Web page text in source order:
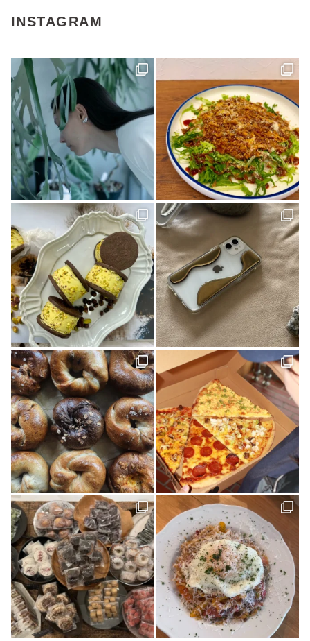
マチボン高知(1)
Story of cheesecake.(1)
西予(1)
山の学び舎 古岩屋(1) KURASU(1)
ジビエ料理(1)
タグを削除: YODOSENサポーター YODOSENサポーター(1)
ほわいとファーム(4)
マルシェ(9)
MACCHI(1)
愛媛のイイモノを探しに！(2)
石本藤雄(1) 愛媛県(1)
ヒロ建設工業(4)
岡村島(3)
民藝(3) アーキテクト工房 Pure(2)
素敵な暮らしを訪ねて(1)
プレゼント(1)
予土線(1) アイス(1) VOL.09(2)
パン屋(2)
mayudama(1)
大洲市(1) 砥部焼(2)
愛媛社会福祉協議会(1)
愛媛デザイナーズハウス(9)
今治市(3) 観光(4) 先進医療(1)
VOL.06(1)
本(7)
予土線駅前マルシェ(1) アイスクリーム(1) 80年代(2)
第二弾(2)
おそとごはん(1)
大街道(1) forkids(1)
福祉(1)
技と心でつくるみかんジュース(1)
愛媛さくらひめシリーズ(1)
歴史(2)
cocochi 藤岡萬建設(1)
内原 由季さん(1) 本の轍(7)
スイーツ(4)
昭和レトロ(2) 店(1) マチボン for kids vol.02(1)
工芸(1)
お弁当(1)
みかん(1) 濵田農園(1) 日本酒(1)
グランピング(1)
大膳歯科医院(2)
暖炉のある暮らし(1) 子育て世代(1)
お出かけ(1)
ロールケーキ(1)
柑橘(1) 生活道具(1) ミロコカフェ(1)
松山市(26)
ライフスタイル(1)
愛媛みかん(1)
無添加ジュース「きわみ」(1)
ほろよいフェスタ2023(1)
霧の森・高原(1)
しまのぱんかふぇ tetote(1)
暮らし探訪(1)
パッシブハウス(1) 平屋(1) 抹茶(1)
ジュース(1)
雑貨(1)
毎日のおいしいもの まとか(1) さんさん物語(1)
子ども(1)
未来へのかたち(1)
デザイナーズハウス(3)
おのクリニック(1)
大西水引(1)
みさき果樹園(1)
シェアハウス&民泊ゲストハウス(1)
道の駅(2)
ONLY ONE STYLE 昭和建設 一級建築士事務所(1)
ミルク(1)
高級(1)
喫茶店(2) マチボン 高知 vol.01(1) 高松(1)
コーヒー(1)
砥部(1)
メディカル(3) 宇和島市(2) 水引(1)
しまのぱんかふぇtetote(1)
平野 裕子さん(1)
奥伊予街道(2) 建築(1) 牛乳(1)
紅まどんな(1)
裏道(1)
高知(2) 東予(1) 珈琲(1) グリーン(1)
心地よい場所(3)
ショップ(1)
アクセサリー(1) 島のパン屋(1)
暮らしの設計デザイナー(1)
スタンプラリー(2)
モデルハウス(1) チーズケーキ(1)
濱田農園(1)
マチボン(25)
路地裏(1) 小豆島(1) レシピ(1) GajA(1)
マチボンヌ(1)
歯科医院(2)
公園(1) ジノモノ(1) 中島(1)
水と木の間で(1)
ポケモン(1)
内覧会(1) チーズ(1) VOL.10(2)
フードブロガー(7)
食堂(1)
ぼくらの松山グルメ(1) アウトドア(4) くま(1)
宇和島(2)
マチボンJOURNAL(20)
スポット(1) 狩猟(3)
和×モダン(1)
暮らし探訪日記(2)
ポケットモンスター(1) 見学会(1)
VOL.08(1)
Marriage CAMP(2)
ラーメン(1) 食堂ノスタルジー(1)
グルメ(7)
キャンプ(8)
久万(1) 久万高原(1) メディカルレポート(2)
松野町(3)
INSTAGRAM